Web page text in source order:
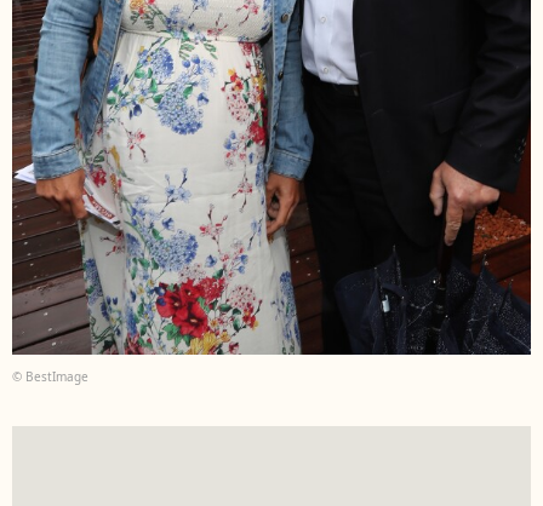
© BestImage